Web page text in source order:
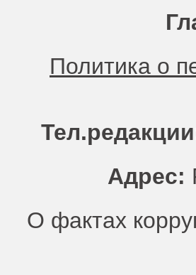
Политика о
Адрес:
О фактах